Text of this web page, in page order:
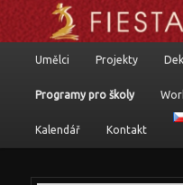
Flamenkoví umělci,
Přejít k hlavnímu obsahu
Přejít k obsahu
Umělci Projekty
Programy pro školy
Kalendář Kontakt